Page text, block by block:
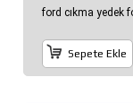
ford cıkma yedek
Sepete Ekle